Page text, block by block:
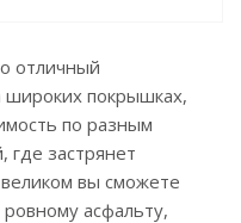
отличный
широких покрышках,
по разным
где застрянет
вы сможете
асфальту,